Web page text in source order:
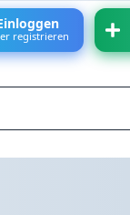
registrieren